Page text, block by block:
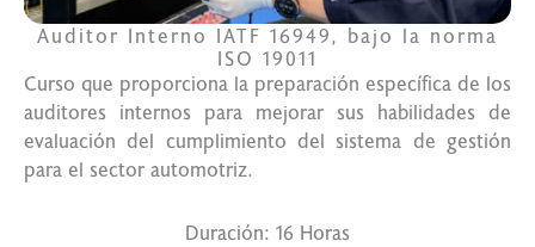
Auditor Interno IATF 16949, bajo la norma
ISO 19011
Curso que proporciona la preparación específica de los
auditores internos para mejorar sus habilidades de
evaluación del cumplimiento del sistema de gestión
para el sector automotriz.
Duración: 16 Horas